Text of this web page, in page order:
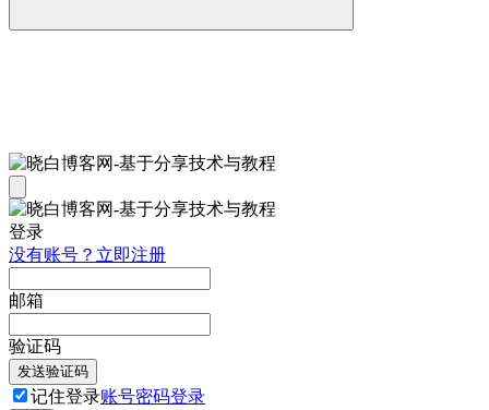
登录
没有账号？立即注册
邮箱
验证码
发送验证码
记住登录账号密码登录